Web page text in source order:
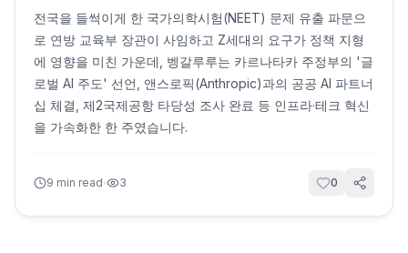
전국을 들썩이게 한 국가의학시험(NEET) 문제 유출 파문으
로 연방 교육부 장관이 사임하고 Z세대의 요구가 정책 지형
에 영향을 미친 가운데, 벵갈루루는 카르나타카 주정부의 '글
로벌 AI 주도' 선언, 앤스로픽(Anthropic)과의 공공 AI 파트너
십 체결, 제2국제공항 타당성 조사 완료 등 인프라·테크 혁신
을 가속화한 한 주였습니다.
9 min read· 3 0